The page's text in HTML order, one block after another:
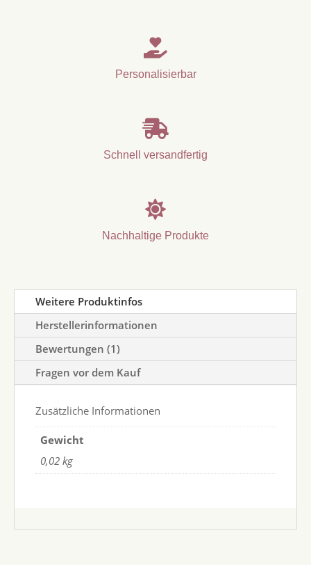

Personalisierbar

Schnell versandfertig

Nachhaltige Produkte
Weitere Produktinfos
Herstellerinformationen
Bewertungen (1)
Fragen vor dem Kauf
Zusätzliche Informationen
Gewicht
0,02 kg